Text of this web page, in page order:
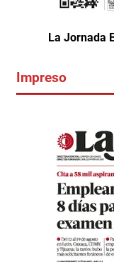
La Jornada
Impreso